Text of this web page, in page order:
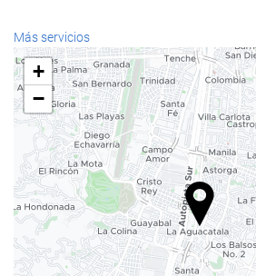
Bienestar
Spa
Hammam
Sauna
Gimnasio
Comida y bebida
Restaurante a la carta
Bar
Más servicios
+
−